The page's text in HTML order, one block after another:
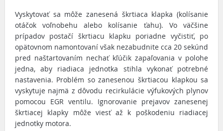
Vyskytovať sa môže zanesená škrtiaca klapka (kolísanie
otáčok voľnobehu alebo kolísanie ťahu). Vo väčšine
prípadov postačí škrtiacu klapku poriadne vyčistiť, po
opätovnom namontovaní však nezabudnite cca 20 sekúnd
pred naštartovaním nechať kľúčik zapaľovania v polohe
jedna, aby riadiaca jednotka stihla vykonať potrebné
nastavenia. Problém so zanesenou škrtiacou klapkou sa
vyskytuje najmä z dôvodu recirkulácie výfukových plynov
pomocou EGR ventilu. Ignorovanie prejavov zanesenej
škrtiacej klapky môže viesť až k poškodeniu riadiacej
jednotky motora.